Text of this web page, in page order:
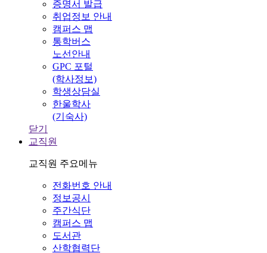
증명서 발급
취업정보 안내
캠퍼스 맵
통학버스
노선안내
GPC 포털
(학사정보)
학생상담실
한울학사
(기숙사)
닫기
교직원
교직원 주요메뉴
전화번호 안내
정보공시
주간식단
캠퍼스 맵
도서관
산학협력단